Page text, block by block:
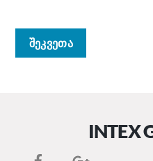
შეკვეთა
INTEX